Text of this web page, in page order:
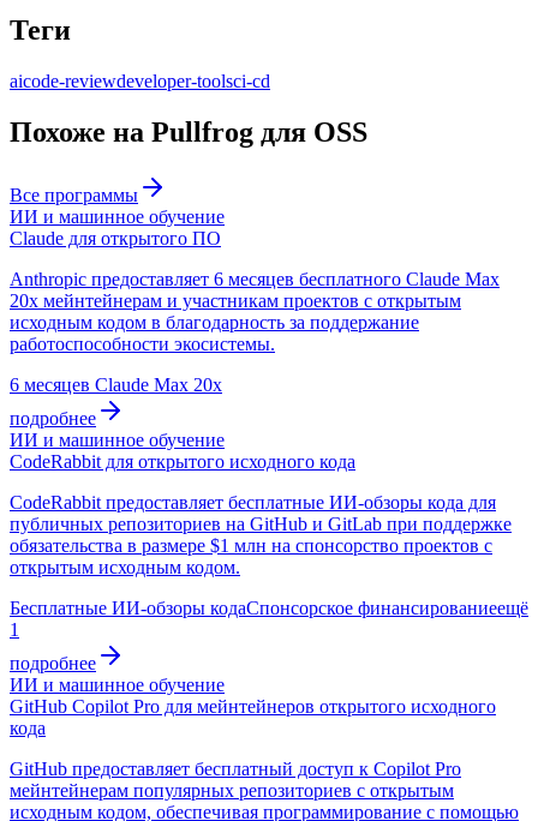
Теги
aicode-reviewdeveloper-toolsci-cd
Похоже на Pullfrog для OSS
Все программы
ИИ и машинное обучение
Claude для открытого ПО
Anthropic предоставляет 6 месяцев бесплатного Claude Max
20x мейнтейнерам и участникам проектов с открытым
исходным кодом в благодарность за поддержание
работоспособности экосистемы.
6 месяцев Claude Max 20x
подробнее
ИИ и машинное обучение
CodeRabbit для открытого исходного кода
CodeRabbit предоставляет бесплатные ИИ-обзоры кода для
публичных репозиториев на GitHub и GitLab при поддержке
обязательства в размере $1 млн на спонсорство проектов с
открытым исходным кодом.
Бесплатные ИИ-обзоры кодаСпонсорское финансированиеещё
1
подробнее
ИИ и машинное обучение
GitHub Copilot Pro для мейнтейнеров открытого исходного
кода
GitHub предоставляет бесплатный доступ к Copilot Pro
мейнтейнерам популярных репозиториев с открытым
исходным кодом, обеспечивая программирование с помощью